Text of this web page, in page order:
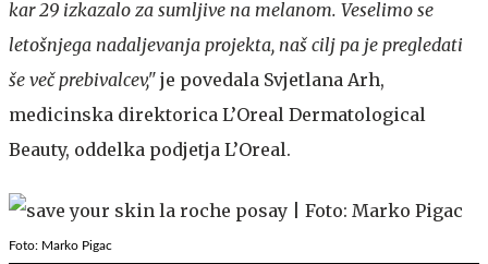
kar 29 izkazalo za sumljive na melanom. Veselimo se
letošnjega nadaljevanja projekta, naš cilj pa je pregledati
še več prebivalcev," je povedala Svjetlana Arh,
medicinska direktorica L’Oreal Dermatological
Beauty, oddelka podjetja L’Oreal.
Foto: Marko Pigac